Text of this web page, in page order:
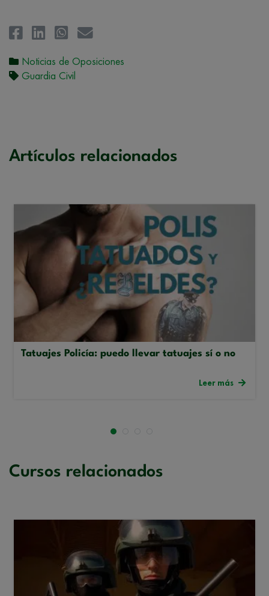
Noticias de Oposiciones
Guardia Civil
Artículos relacionados
Tatuajes Policía: puedo llevar tatuajes sí o no
Leer más
Cursos relacionados